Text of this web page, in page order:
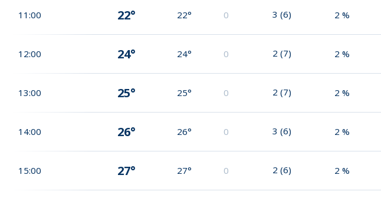
11:00 22° 22° 0 3 (6) 2 %
12:00 24° 24° 0 2 (7) 2 %
13:00 25° 25° 0 2 (7) 2 %
14:00 26° 26° 0 3 (6) 2 %
15:00 27° 27° 0 2 (6) 2 %